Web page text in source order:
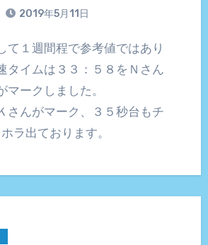
2019年5月11日
タイムは３３：５８をＮさん
マークしました。
さんがマーク、３５秒台もチ
ラ出ております。